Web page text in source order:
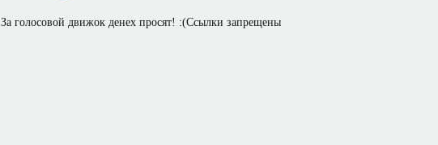
За голосовой движок денех просят! :(Ссылки запрещены